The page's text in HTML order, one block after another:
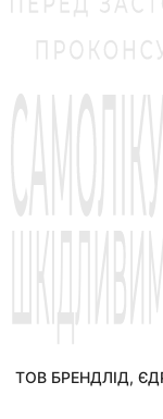
ТОВ БРЕНДЛІД,